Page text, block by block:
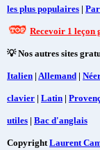
les plus populaires |
Recevoir 1 leçon
💡 Nos autres sites
Italien | Allemand |
clavier | Latin |
utiles | Bac d'anglais
CopyrightLaurent